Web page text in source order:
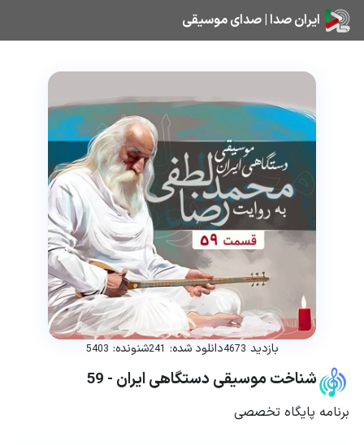
ایران صدا | صدای موسیقی
بازدید 4673دانلود شده: 241شنونده: 5403
شناخت موسیقی دستگاهی ایران - 59
برنامه پایگاه تخصصی